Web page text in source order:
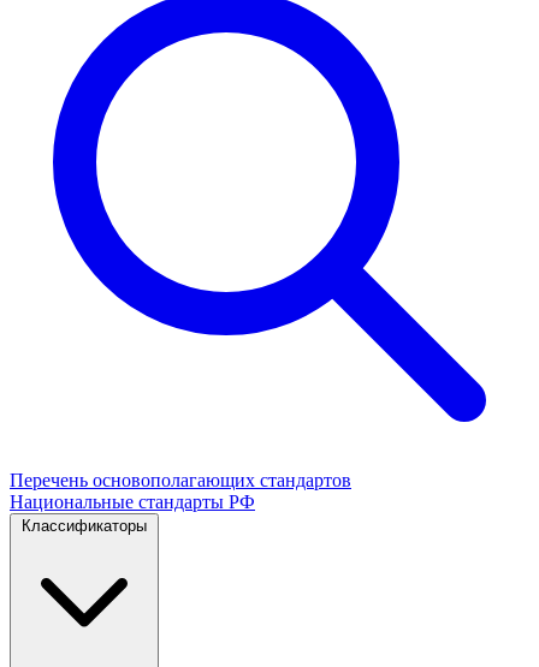
Перечень основополагающих стандартов
Национальные стандарты РФ
Классификаторы